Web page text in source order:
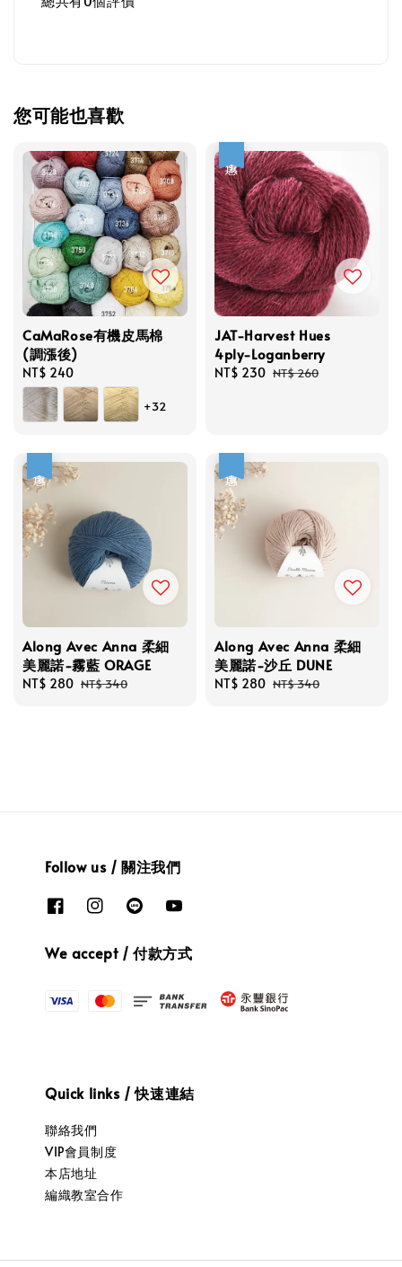
您可能也喜歡
CaMaRose有機皮馬棉
(調漲後)
Regular
price
NT$ 240
+32
JAT-Harvest Hues
4ply-Loganberry
Sale
NT$ 230 Regular
NT$ 260
Along Avec Anna 柔細
美麗諾-霧藍 ORAGE
Sale
NT$ 280 Regular
NT$ 340
Along Avec Anna 柔細
美麗諾-沙丘 DUNE
Sale
NT$ 280 Regular
NT$ 340
Follow us / 關注我們
We accept / 付款方式
Quick links / 快速連結
聯絡我們
VIP會員制度
本店地址
編織教室合作